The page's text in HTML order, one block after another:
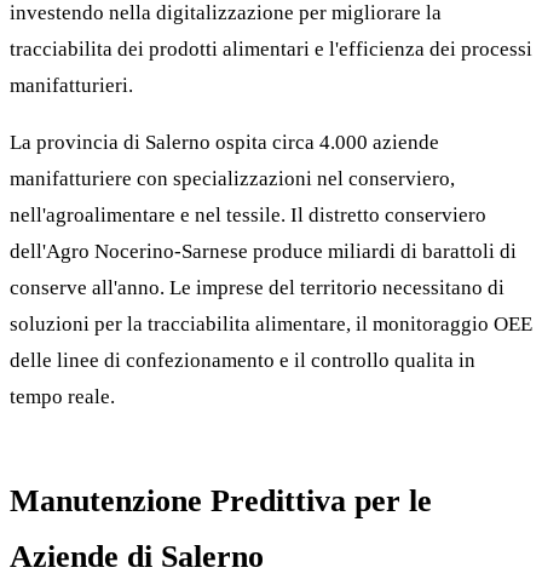
investendo nella digitalizzazione per migliorare la
tracciabilita dei prodotti alimentari e l'efficienza dei processi
manifatturieri.
La provincia di Salerno ospita circa 4.000 aziende
manifatturiere con specializzazioni nel conserviero,
nell'agroalimentare e nel tessile. Il distretto conserviero
dell'Agro Nocerino-Sarnese produce miliardi di barattoli di
conserve all'anno. Le imprese del territorio necessitano di
soluzioni per la tracciabilita alimentare, il monitoraggio OEE
delle linee di confezionamento e il controllo qualita in
tempo reale.
Manutenzione Predittiva per le
Aziende di Salerno